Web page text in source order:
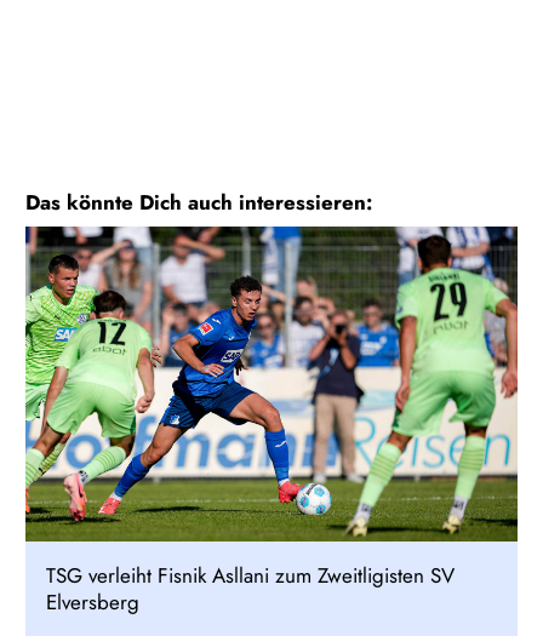
Das könnte Dich auch interessieren:
TSG verleiht Fisnik Asllani zum Zweitligisten SV
Elversberg